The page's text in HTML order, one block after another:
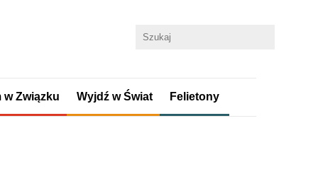
w Związku Wyjdź w Świat Felietony